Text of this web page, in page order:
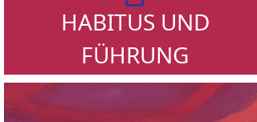
HABITUS UND
FÜHRUNG